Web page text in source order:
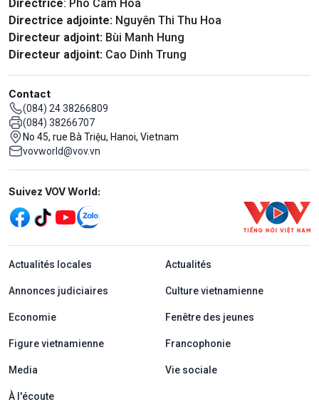
Directrice: Pho Câm Hoa
Directrice adjointe: Nguyên Thi Thu Hoa
Directeur adjoint: Bùi Manh Hung
Directeur adjoint: Cao Dinh Trung
Contact
(084) 24 38266809
(084) 38266707
No 45, rue Bà Triệu, Hanoi, Vietnam
vovworld@vov.vn
Mạng xã hội
Suivez VOV World:
menu footer tiếng Pháp
Actualités locales Actualités
Annonces judiciaires Culture vietnamienne
Economie Fenêtre des jeunes
Figure vietnamienne Francophonie
Media Vie sociale
À l'écoute